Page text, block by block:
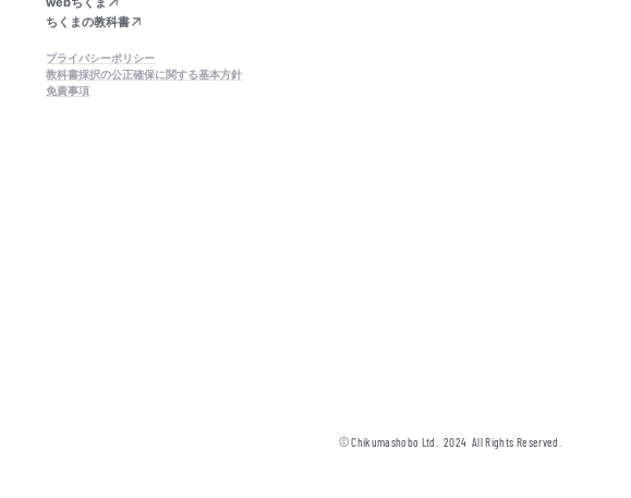
ちくまの教科書
プライバシーポリシー
教科書採択の公正確保に関する基本方針
免責事項
© Chikumashobo Ltd. 2024 All Rights Reserved.